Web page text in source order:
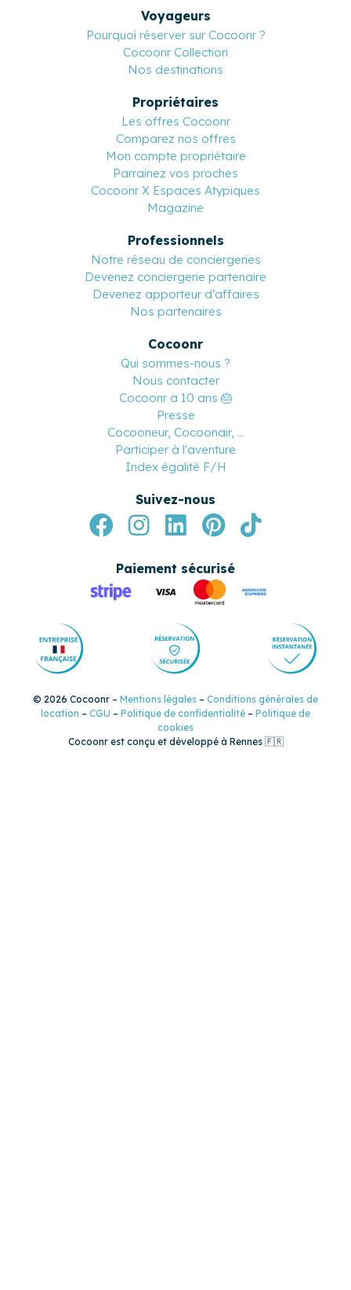
Voyageurs
Pourquoi réserver sur Cocoonr ?
Cocoonr Collection
Nos destinations
Propriétaires
Les offres Cocoonr
Comparez nos offres
Mon compte propriétaire
Parrainez vos proches
Cocoonr X Espaces Atypiques
Magazine
Professionnels
Notre réseau de conciergeries
Devenez conciergerie partenaire
Devenez apporteur d’affaires
Nos partenaires
Cocoonr
Qui sommes-nous ?
Nous contacter
Cocoonr a 10 ans 🎂
Presse
Cocooneur, Cocoonair, ...
Participer à l'aventure
Index égalité F/H
Suivez-nous
Paiement sécurisé
© 2026 Cocoonr – Mentions légales – Conditions générales de
location – CGU – Politique de confidentialité – Politique de
cookies
Cocoonr est conçu et développé à Rennes 🇫🇷